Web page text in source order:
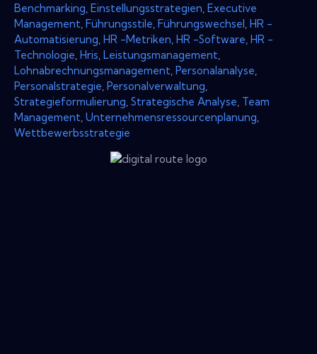
Benchmarking Einstellungsstrategien Executive
Management Führungsstile Führungswechsel HR -
Automatisierung HR -Metriken HR -Software HR -
Technologie Hris Leistungsmanagement
Lohnabrechnungsmanagement Personalanalyse
Personalstrategie Personalverwaltung
Strategieformulierung Strategische Analyse Team
Management Unternehmensressourcenplanung
Wettbewerbsstrategie